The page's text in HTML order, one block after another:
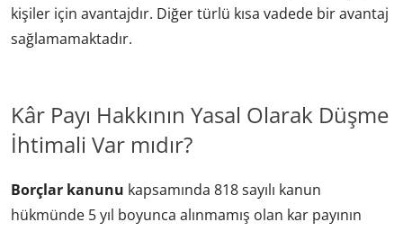
kişiler için avantajdır. Diğer türlü kısa vadede bir avantaj
sağlamamaktadır.
Kâr Payı Hakkının Yasal Olarak Düşme
İhtimali Var mıdır?
Borçlar kanunu kapsamında 818 sayılı kanun
hükmünde 5 yıl boyunca alınmamış olan kar payının